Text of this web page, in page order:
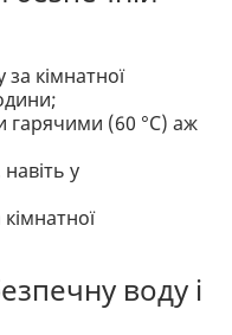
кімнатної
гарячими (60 °С) аж
у
воду і